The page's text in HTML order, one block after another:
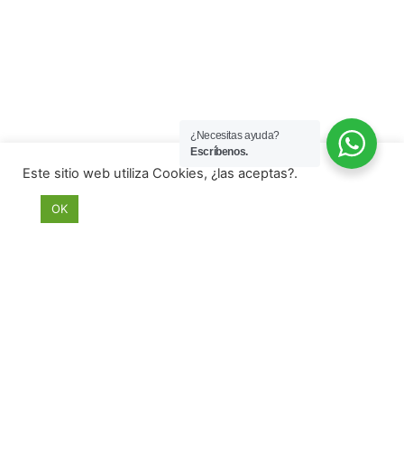
Este sitio web utiliza Cookies, ¿las aceptas?.
OK
¿Necesitas ayuda?
Escríbenos.